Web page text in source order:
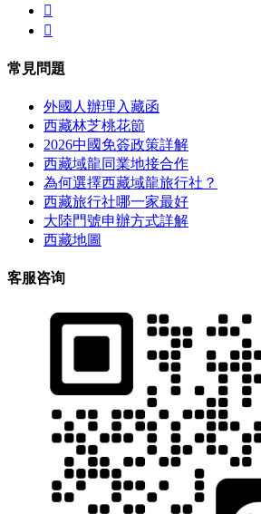


常見問題
外國人辦理入藏函
西藏林芝桃花節
2026中國免簽政策詳解
西藏域龍同業地接合作
為何選擇西藏域龍旅行社？
西藏旅行社哪一家最好
大陸門號申辦方式詳解
西藏地圖
客服咨询